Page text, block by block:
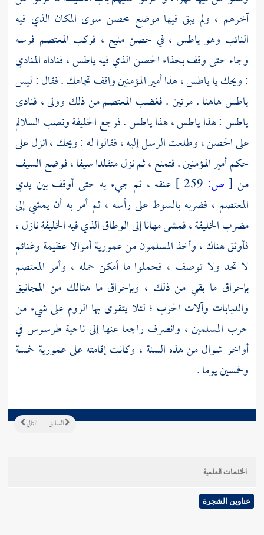
آخرهم ، ولم يبق فيها موضع محصن سوى المكان الذي فيه
النائب وهوياطس ، في حصن منيع ، فركب المعتصم فرسه
وجاء حتى وقف بحذاء الحصن الذي فيهياطس ،فناداه المنادي
: ويحك ياياطس ،هذا أمير المؤمنين واقف تجاهك . فقال : ليس
ياطسهاهنا . مرتين . فغضب المعتصممن ذلك وولى ، فنادى
ياطس: هذاياطس ،هذاياطس. فرجع الخليفة ونصب السلالم
على الحصن ، وطلعت الرسل إليه ، فقالوا له : ويحك ، انزل على
حكم أمير المؤمنين . فتمنع ، ثم نزل متقلدا سيفا ، فوضع السيف
من [ ص:
عنقه ، ثم جيء به حتى أوقف بين يدي
المعتصم ، فضربه بالسوط على رأسه ، ثم أمر به أن يمشي إلى
مضرب الخليفة ، فمشى مهانا إلى الوطاق الذي فيه الخليفة نازل ،
فأوثق هناك ، وأخذ المسلمون منعموريةأموالا عظيمة وغنائم
لا تحد ولا توصف ، فحملوا ما أمكن حمله ، وأمر المعتصم
بإحراق ما بقي من ذلك ، وبإحراق ما هنالك من المجانيق
والدبابات وآلات الحرب ؛ لئلا يتقوى بها الروم على شيء من
حرب المسلمين ، وانصرف راجعا عنها إلى ناحية طرسوس في
أواخر شوال من هذه السنة ، وكانت إقامته علىعمورية خمسة
وخمسين يوما .
التالي السابق
الخدمات العلمية
عناوين الشجرة